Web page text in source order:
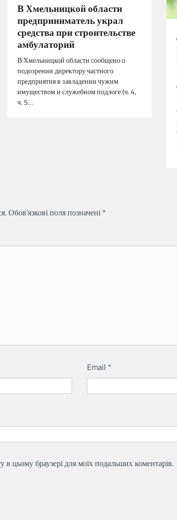
В Хмельницкой области
предприниматель украл
средства при строительстве
амбулаторий
В Хмельницкой области сообщено о
подозрении директору частного
предприятия в завладении чужим
имуществом и служебном подлоге (ч. 4,
ч. 5…
Обов’язкові поля позначені *
Email *
в цьому браузері для моїх подальших коментарів.